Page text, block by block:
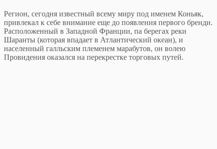
Регион, сегодня известный всему миру под именем Коньяк,
привлекал к себе внимание еще до появления первого бренди.
Расположенный в Западной Франции, па берегах реки
Шаранты (которая впадает в Атлантический океан), и
населенный галльским племенем марабутов, он волею
Провидения оказался на перекрестке торговых путей.